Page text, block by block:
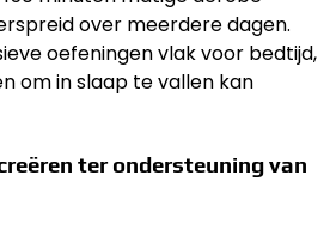
over meerdere dagen.
oefeningen vlak voor bedtijd,
om in slaap te vallen kan
ter ondersteuning van